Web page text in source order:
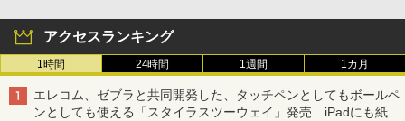
アクセスランキング
1時間 24時間 1週間 1カ月
エレコム、ゼブラと共同開発した、タッチペンとしてもボールペ
ンとしても使える「スタイラスツーウェイ」発売 iPadにも紙に